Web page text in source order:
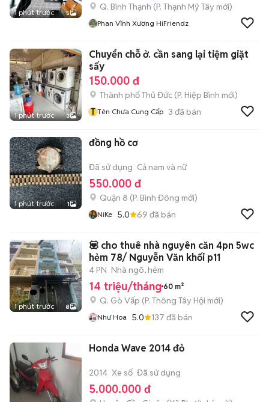
1 phút trước 5
Q. Bình Thạnh (P. Thạnh Mỹ Tây mới)
Phan Vĩnh Xương HiFriendz
1 phút trước 3
Chuyển chỗ ở. cần sang lại tiệm giặt
sấy
150.000 đ
Thành phố Thủ Đức (P. Hiệp Bình mới)
T Tên Chưa Cung Cấp 3 đã bán
1 phút trước 1
đồng hồ cơ
Đã sử dụng Cả nam và nữ
550.000 đ
Quận 8 (P. Bình Đông mới)
NiKe 5.0 69 đã bán
1 phút trước 8
💟 cho thuê nhà nguyên căn 4pn 5wc
hẻm 78/ Nguyễn Văn khối p11
4 PN Nhà ngõ, hẻm
14 triệu/tháng 60 m²
Q. Gò Vấp (P. Thông Tây Hội mới)
Như Hoa 5.0 137 đã bán
Honda Wave 2014 đỏ
2014 Xe số Đã sử dụng
5.000.000 đ